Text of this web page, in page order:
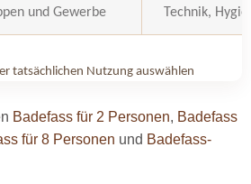
und Gewerbe Technik,
tatsächlichen Nutzung auswählen
Badefass für 2 Personen, Badefass
für 8 Personen und Badefass-